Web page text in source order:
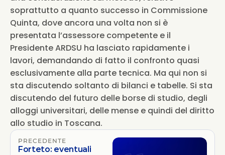
soprattutto a quanto successo in Commissione
Quinta, dove ancora una volta non si è
presentata l’assessore competente e il
Presidente ARDSU ha lasciato rapidamente i
lavori, demandando di fatto il confronto quasi
esclusivamente alla parte tecnica. Ma qui non si
sta discutendo soltanto di bilanci e tabelle. Si sta
discutendo del futuro delle borse di studio, degli
alloggi universitari, delle mense e quindi del diritto
allo studio in Toscana.
PRECEDENTE
Forteto: eventuali